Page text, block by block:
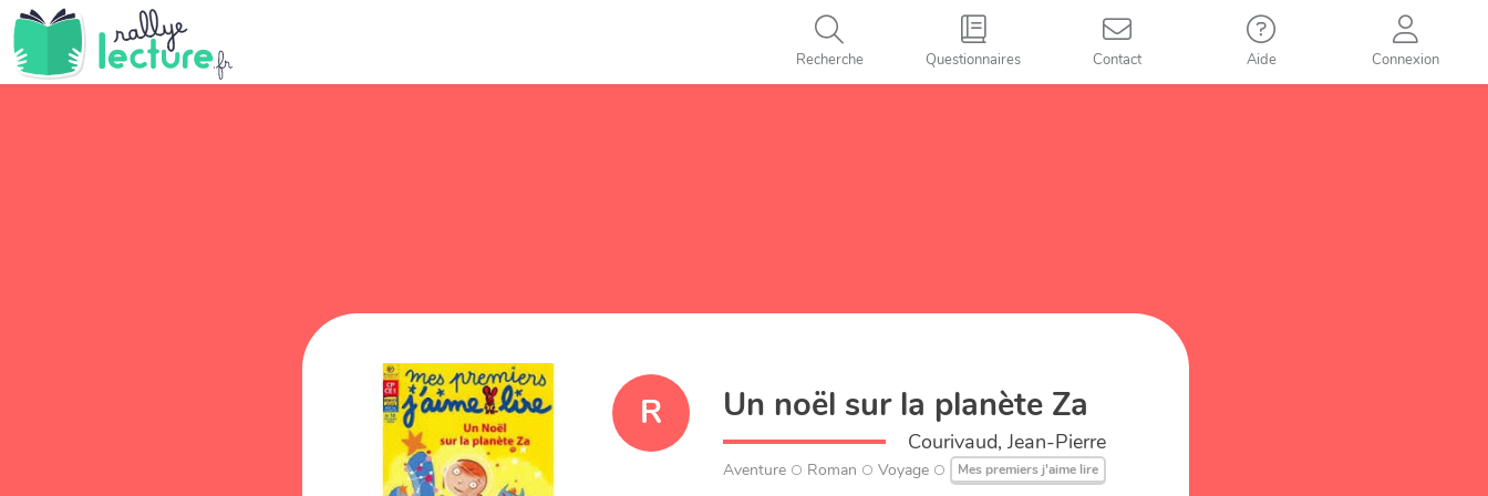
Recherche Questionnaires Contact Aide Connexion
R Un noël sur la planète Za
Courivaud, Jean-Pierre
Aventure Roman Voyage Mes premiers j'aime lire